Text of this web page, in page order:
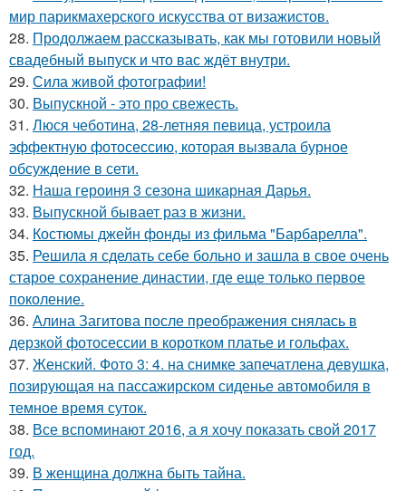
мир парикмахерского искусства от визажистов.
28. Продолжаем рассказывать, как мы готовили новый
свадебный выпуск и что вас ждёт внутри.
29. Сила живой фотографии!
30. Выпускной - это про свежесть.
31. Люся чеботина, 28-летняя певица, устроила
эффектную фотосессию, которая вызвала бурное
обсуждение в сети.
32. Наша героиня 3 сезона шикарная Дарья.
33. Выпускной бывает раз в жизни.
34. Костюмы джейн фонды из фильма "Барбарелла".
35. Решила я сделать себе больно и зашла в свое очень
старое сохранение династии, где еще только первое
поколение.
36. Алина Загитова после преображения снялась в
дерзкой фотосессии в коротком платье и гольфах.
37. Женский. Фото 3: 4. на снимке запечатлена девушка,
позирующая на пассажирском сиденье автомобиля в
темное время суток.
38. Все вспоминают 2016, а я хочу показать свой 2017
год.
39. В женщина должна быть тайна.